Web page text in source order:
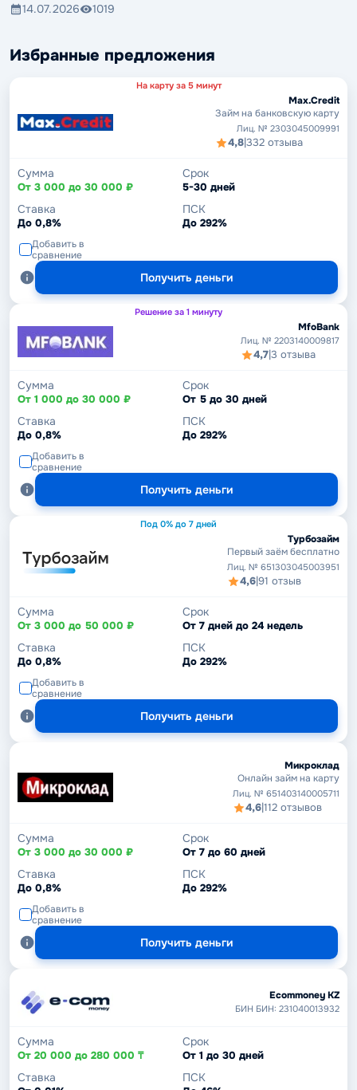
14.07.2026 1019
Избранные предложения
На карту за 5 минут
Max.Credit
Займ на банковскую карту
Лиц. № 2303045009991
4,8|332 отзыва
Сумма
От 3 000 до 30 000 ₽
Срок
5-30 дней
Ставка
До 0,8%
ПСК
До 292%
Добавить в
сравнение
Получить деньги
Решение за 1 минуту
MfoBank
Лиц. № 2203140009817
4,7|3 отзыва
Сумма
От 1 000 до 30 000 ₽
Срок
От 5 до 30 дней
Ставка
До 0,8%
ПСК
До 292%
Добавить в
сравнение
Получить деньги
Под 0% до 7 дней
Турбозайм
Первый заём бесплатно
Лиц. № 651303045003951
4,6|91 отзыв
Сумма
От 3 000 до 50 000 ₽
Срок
От 7 дней до 24 недель
Ставка
До 0,8%
ПСК
До 292%
Добавить в
сравнение
Получить деньги
Микроклад
Онлайн займ на карту
Лиц. № 651403140005711
4,6|112 отзывов
Сумма
От 3 000 до 30 000 ₽
Срок
От 7 до 60 дней
Ставка
До 0,8%
ПСК
До 292%
Добавить в
сравнение
Получить деньги
Ecommoney KZ
БИН БИН: 231040013932
Сумма
От 20 000 до 280 000 ₸
Срок
От 1 до 30 дней
Ставка ПСК